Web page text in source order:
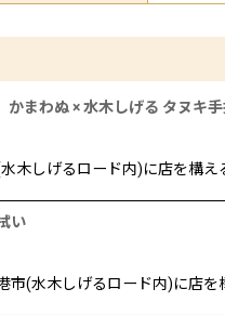
かまわぬ × 水木しげる タヌキ
木しげるロード内)に店を構
い
市(水木しげるロード内)に店